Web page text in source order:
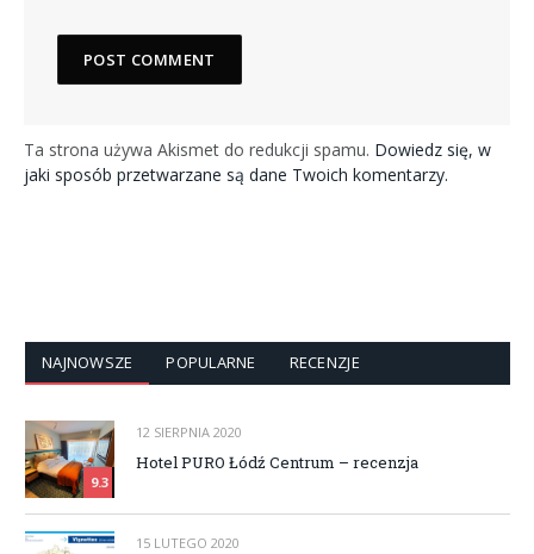
Ta strona używa Akismet do redukcji spamu. Dowiedz się, w
jaki sposób przetwarzane są dane Twoich komentarzy.
NAJNOWSZE POPULARNE RECENZJE
9.3
12 SIERPNIA 2020
Hotel PURO Łódź Centrum – recenzja
15 LUTEGO 2020